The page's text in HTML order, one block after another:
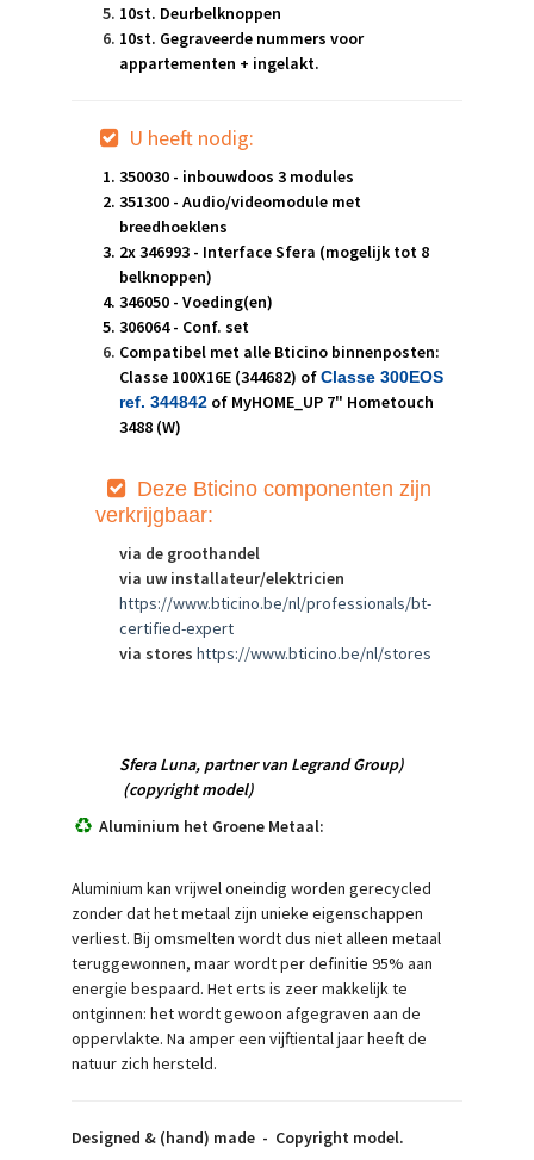
10st. Deurbelknoppen
10st. Gegraveerde nummers voor
appartementen + ingelakt.
U heeft nodig:
350030 - inbouwdoos 3 modules
351300 - Audio/videomodule met
breedhoeklens
2x 346993 - Interface Sfera (mogelijk tot 8
belknoppen)
346050 - Voeding(en)
306064 - Conf. set
Compatibel met alle Bticino binnenposten:
Classe 100X16E (344682) ofClasse 300EOS
ref. 344842 of MyHOME_UP 7" Hometouch
3488 (W)
Deze Bticino componenten zijn
verkrijgbaar:
via de groothandel
via uw installateur/elektricien
https://www.bticino.be/nl/professionals/bt-
certified-expert
via stores https://www.bticino.be/nl/stores
Sfera Luna, partner van Legrand Group)
(copyright model)
Aluminium het Groene Metaal:
Aluminium kan vrijwel oneindig worden gerecycled
zonder dat het metaal zijn unieke eigenschappen
verliest. Bij omsmelten wordt dus niet alleen metaal
teruggewonnen, maar wordt per definitie 95% aan
energie bespaard. Het erts is zeer makkelijk te
ontginnen: het wordt gewoon afgegraven aan de
oppervlakte. Na amper een vijftiental jaar heeft de
natuur zich hersteld.
Designed & (hand) made - Copyright model.